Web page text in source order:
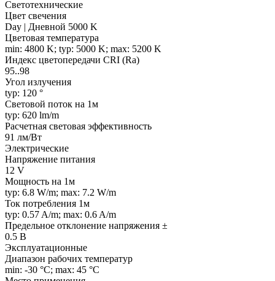
Светотехнические
Цвет свечения
Day | Дневной 5000 K
Цветовая температура
min: 4800 K; typ: 5000 K; max: 5200 K
Индекс цветопередачи CRI (Ra)
95..98
Угол излучения
typ: 120 °
Световой поток на 1м
typ: 620 lm/m
Расчетная световая эффективность
91 лм/Вт
Электрические
Напряжение питания
12 V
Мощность на 1м
typ: 6.8 W/m; max: 7.2 W/m
Ток потребления 1м
typ: 0.57 A/m; max: 0.6 A/m
Предельное отклонение напряжения ±
0.5 В
Эксплуатационные
Диапазон рабочих температур
min: -30 °C; max: 45 °C